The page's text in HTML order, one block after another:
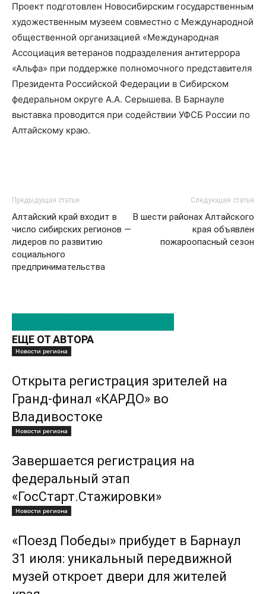
Проект подготовлен Новосибирским государственным
художественным музеем совместно с Международной
общественной организацией «Международная
Ассоциация ветеранов подразделения антитеррора
«Альфа» при поддержке полномочного представителя
Президента Российской Федерации в Сибирском
федеральном округе А.А. Серышева. В Барнауле
выставка проводится при содействии УФСБ России по
Алтайскому краю.
Предыдущая статья
Алтайский край входит в
число сибирских регионов —
лидеров по развитию
социального
предпринимательства
Следующая статья
В шести районах Алтайского
края объявлен
пожароопасный сезон
ЕЩЕ ОТ АВТОРА
Новости региона
Открыта регистрация зрителей на
Гранд-финал «КАРДО» во
Владивостоке
Новости региона
Завершается регистрация на
федеральный этап
«ГосСтарт.Стажировки»
Новости региона
«Поезд Победы» прибудет в Барнаул
31 июля: уникальный передвижной
музей откроет двери для жителей